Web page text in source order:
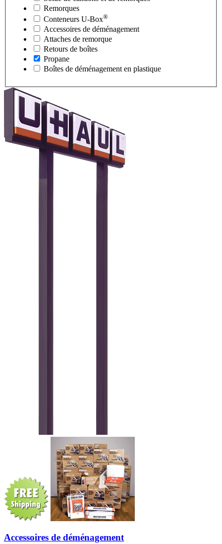
Remorques
Conteneurs U-Box®
Accessoires de déménagement
Attaches de remorque
Retours de boîtes
Propane
Boîtes de déménagement en plastique
Accessoires de déménagement